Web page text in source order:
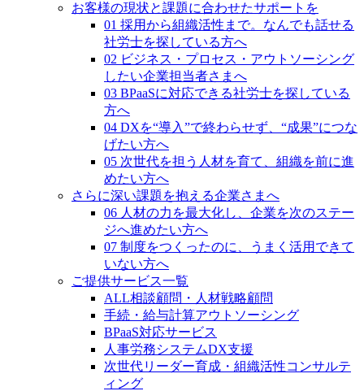
お客様の現状と課題に合わせたサポートを
01 採用から組織活性まで。なんでも話せる
社労士を探している方へ
02 ビジネス・プロセス・アウトソーシング
したい企業担当者さまへ
03 BPaaSに対応できる社労士を探している
方へ
04 DXを“導入”で終わらせず、“成果”につな
げたい方へ
05 次世代を担う人材を育て、組織を前に進
めたい方へ
さらに深い課題を抱える企業さまへ
06 人材の力を最大化し、企業を次のステー
ジへ進めたい方へ
07 制度をつくったのに、うまく活用できて
いない方へ
ご提供サービス一覧
ALL相談顧問・人材戦略顧問
手続・給与計算アウトソーシング
BPaaS対応サービス
人事労務システムDX支援
次世代リーダー育成・組織活性コンサルテ
ィング